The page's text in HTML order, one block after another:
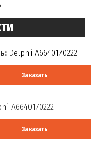
Delphi A6640170222
A6640170222
Заказать
Заказать